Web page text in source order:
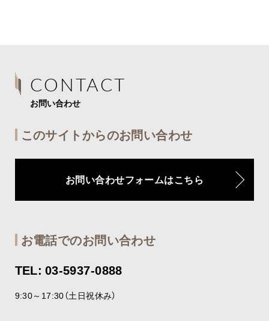
CONTACT
お問い合わせ
このサイトからのお問い合わせ
お問い合わせフォームはこちら
お電話でのお問い合わせ
TEL: 03-5937-0888
9:30～17:30（土日祝休み）